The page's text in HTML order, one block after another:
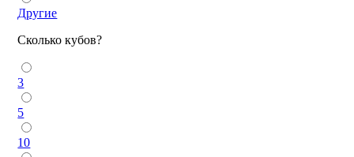
Другие
Сколько кубов?
3
5
10